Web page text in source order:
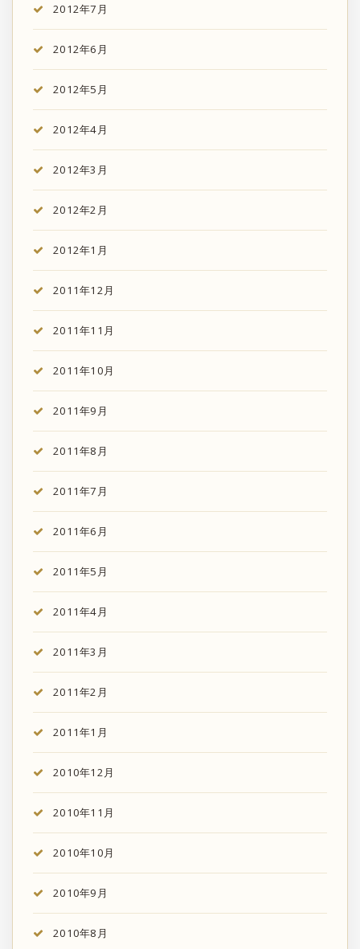
2012年7月
2012年6月
2012年5月
2012年4月
2012年3月
2012年2月
2012年1月
2011年12月
2011年11月
2011年10月
2011年9月
2011年8月
2011年7月
2011年6月
2011年5月
2011年4月
2011年3月
2011年2月
2011年1月
2010年12月
2010年11月
2010年10月
2010年9月
2010年8月